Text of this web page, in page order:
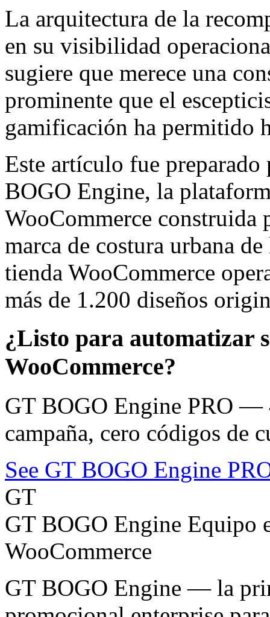
La arquitectura de la
en su visibilidad
sugiere que merece una
prominente que el
gamificación ha permitido
Este artículo fue
BOGO Engine, la
WooCommerce
marca de costura urbana
tienda WooCommerce
más de 1.200 diseños
¿Listo para automatizar
WooCommerce?
GT BOGO Engine PRO —
campaña, cero códigos de
See GT BOGO Engine
GT
GT BOGO Engine Equipo
WooCommerce
GT BOGO Engine — la